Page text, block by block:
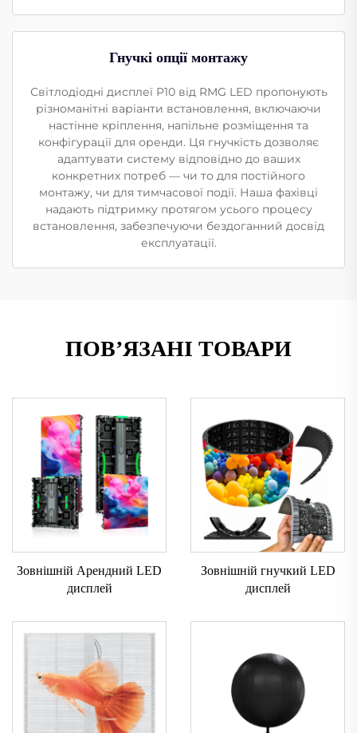
Гнучкі опції монтажу
Світлодіодні дисплеї P10 від RMG LED пропонують
різноманітні варіанти встановлення, включаючи
настінне кріплення, напільне розміщення та
конфігурації для оренди. Ця гнучкість дозволяє
адаптувати систему відповідно до ваших
конкретних потреб — чи то для постійного
монтажу, чи для тимчасової події. Наша фахівці
надають підтримку протягом усього процесу
встановлення, забезпечуючи бездоганний досвід
експлуатації.
ПОВ’ЯЗАНІ ТОВАРИ
Зовнішній Арендний LED
дисплей
Зовнішній гнучкий LED
дисплей